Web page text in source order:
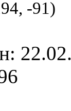
, -91)